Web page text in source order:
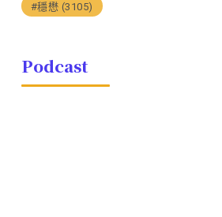
#穩懋 (3105)
Podcast